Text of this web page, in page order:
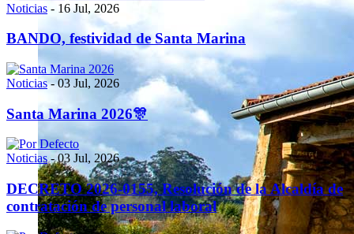
Noticias - 16 Jul, 2026
BANDO, festividad de Santa Marina
Noticias -03 Jul, 2026
Santa Marina 2026🎊
Noticias -03 Jul, 2026
DECRETO 2026-0155, Resolución de la Alcaldía de
contratación de personal laboral